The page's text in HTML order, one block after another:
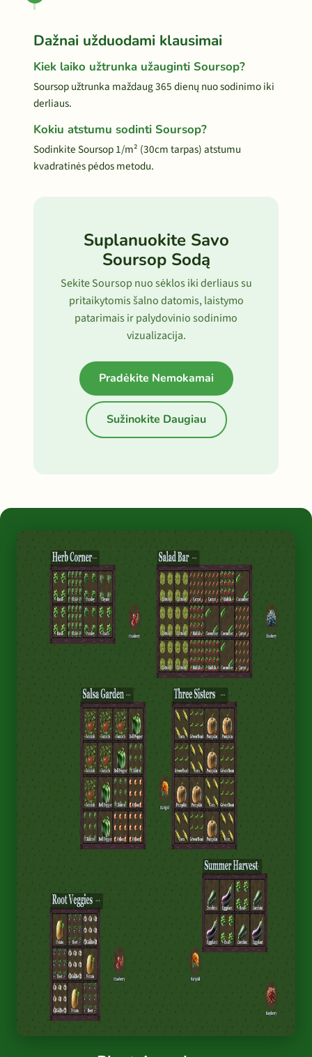
Dažnai užduodami klausimai
Kiek laiko užtrunka užauginti Soursop?
Soursop užtrunka maždaug 365 dienų nuo sodinimo iki
derliaus.
Kokiu atstumu sodinti Soursop?
Sodinkite Soursop 1/m² (30cm tarpas) atstumu
kvadratinės pėdos metodu.
Suplanuokite Savo
Soursop Sodą
Sekite Soursop nuo sėklos iki derliaus su
pritaikytomis šalno datomis, laistymo
patarimais ir palydovinio sodinimo
vizualizacija.
Pradėkite Nemokamai
Sužinokite Daugiau